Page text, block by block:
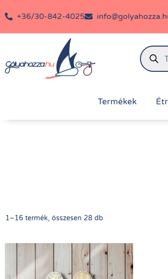
+36/30-842-4025
Termékek
1–16 termék, összesen 28 db